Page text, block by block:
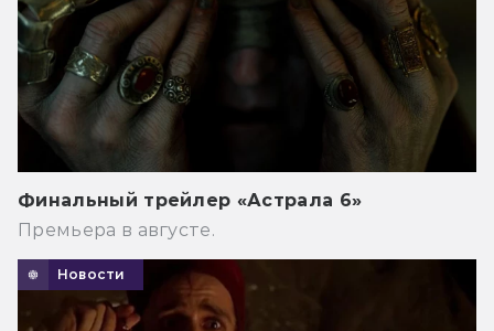
Финальный трейлер «Астрала 6»
Премьера в августе.
Новости